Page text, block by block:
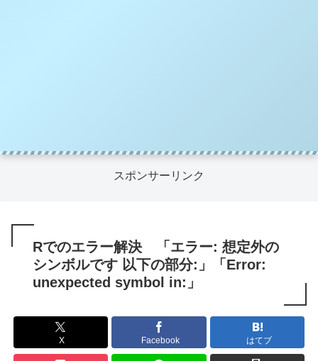
スポンサーリンク
Rでのエラー解決 「エラー: 想定外の
シンボルです 以下の部分:」「Error:
unexpected symbol in:」
X Facebook はてブ